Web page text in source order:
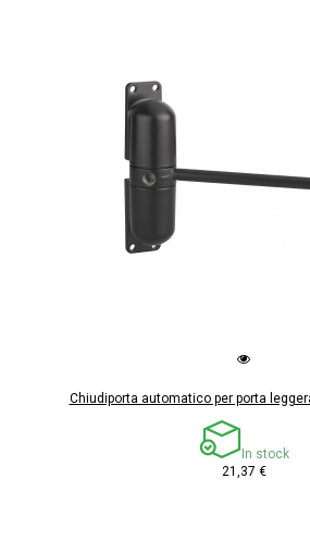
Chiudiporta automatico per porta
In stock
21,37 €